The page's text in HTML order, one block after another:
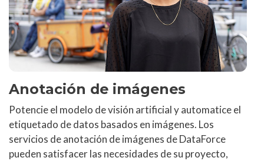
Anotación de imágenes
Potencie el modelo de visión artificial y automatice el
etiquetado de datos basados en imágenes. Los
servicios de anotación de imágenes de DataForce
pueden satisfacer las necesidades de su proyecto,